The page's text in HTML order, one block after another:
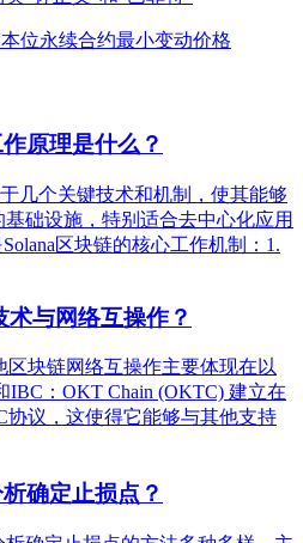
位永续合约最小变动价格
原理是什么？
几个关键技术和机制，使其能够
础设施，特别适合去中心化应用
区块链的核心工作机制：1.
与网络互操作？
块链网络互操作主要体现在以
：OKT Chain (OKTC) 建立在
协议，这使得它能够与其他支持
确定止损点？